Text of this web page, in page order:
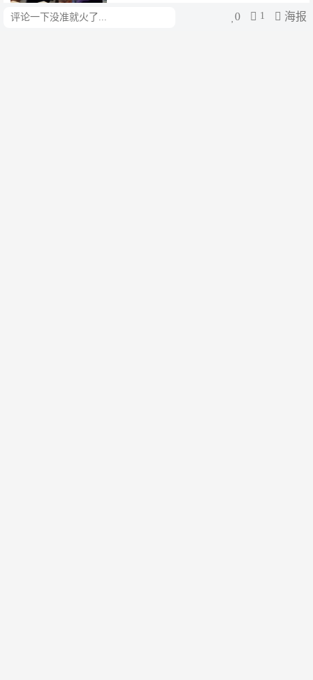
评论 0 1 海报
1周前